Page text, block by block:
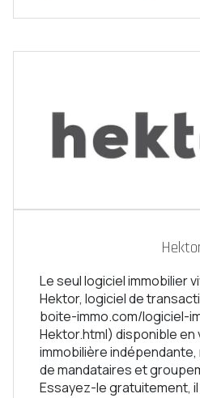
Le seul logiciel immobilier
Hektor, logiciel de
boite-immo.com/logiciel-
Hektor.html) disponible
immobilière
de mandataires et
Essayez-le gratuitement,